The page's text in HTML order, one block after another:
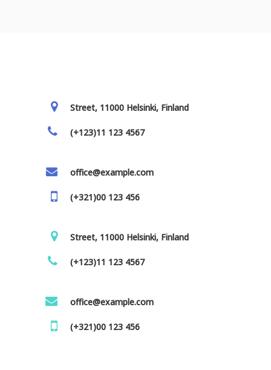
Street, 11000 Helsinki, Finland
(+123)11 123 4567
office@example.com
(+321)00 123 456
Street, 11000 Helsinki, Finland
(+123)11 123 4567
office@example.com
(+321)00 123 456